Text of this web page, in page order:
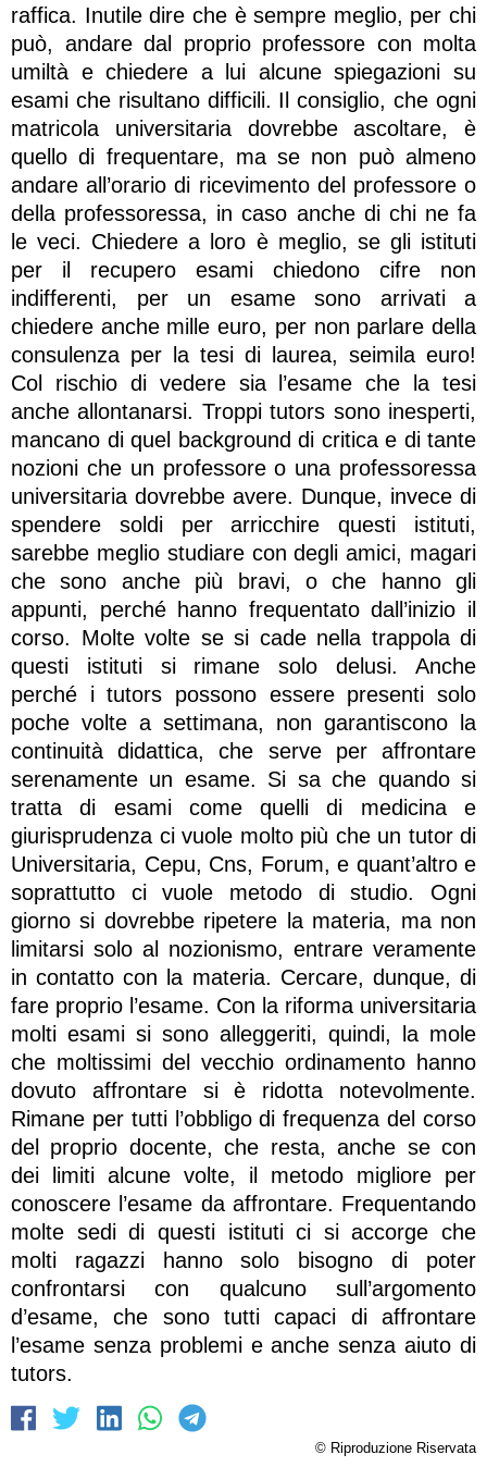
raffica. Inutile dire che è sempre meglio, per chi
può, andare dal proprio professore con molta
umiltà e chiedere a lui alcune spiegazioni su
esami che risultano difficili. Il consiglio, che ogni
matricola universitaria dovrebbe ascoltare, è
quello di frequentare, ma se non può almeno
andare all’orario di ricevimento del professore o
della professoressa, in caso anche di chi ne fa
le veci. Chiedere a loro è meglio, se gli istituti
per il recupero esami chiedono cifre non
indifferenti, per un esame sono arrivati a
chiedere anche mille euro, per non parlare della
consulenza per la tesi di laurea, seimila euro!
Col rischio di vedere sia l’esame che la tesi
anche allontanarsi. Troppi tutors sono inesperti,
mancano di quel background di critica e di tante
nozioni che un professore o una professoressa
universitaria dovrebbe avere. Dunque, invece di
spendere soldi per arricchire questi istituti,
sarebbe meglio studiare con degli amici, magari
che sono anche più bravi, o che hanno gli
appunti, perché hanno frequentato dall’inizio il
corso. Molte volte se si cade nella trappola di
questi istituti si rimane solo delusi. Anche
perché i tutors possono essere presenti solo
poche volte a settimana, non garantiscono la
continuità didattica, che serve per affrontare
serenamente un esame. Si sa che quando si
tratta di esami come quelli di medicina e
giurisprudenza ci vuole molto più che un tutor di
Universitaria, Cepu, Cns, Forum, e quant’altro e
soprattutto ci vuole metodo di studio. Ogni
giorno si dovrebbe ripetere la materia, ma non
limitarsi solo al nozionismo, entrare veramente
in contatto con la materia. Cercare, dunque, di
fare proprio l’esame. Con la riforma universitaria
molti esami si sono alleggeriti, quindi, la mole
che moltissimi del vecchio ordinamento hanno
dovuto affrontare si è ridotta notevolmente.
Rimane per tutti l’obbligo di frequenza del corso
del proprio docente, che resta, anche se con
dei limiti alcune volte, il metodo migliore per
conoscere l’esame da affrontare. Frequentando
molte sedi di questi istituti ci si accorge che
molti ragazzi hanno solo bisogno di poter
confrontarsi con qualcuno sull’argomento
d’esame, che sono tutti capaci di affrontare
l’esame senza problemi e anche senza aiuto di
tutors.
© Riproduzione Riservata